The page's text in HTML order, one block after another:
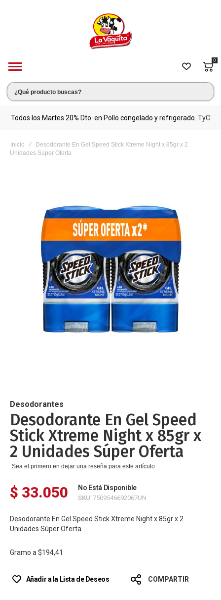
0
Todos los Martes 20% Dto. en Pollo congelado y refrigerado. TyC
Inicio
Desodorante En Gel Speed Stick Xtreme Night x 85gr x 2
Unidades Súper Oferta
de
la
galería
de
imágenes
Desodorantes
Desodorante En Gel Speed
Stick Xtreme Night x 85gr x
2 Unidades Súper Oferta
Sea el primero en dejar una reseña para este artículo
$ 33.050 No Está Disponible
SKU 7509546692067UN
Desodorante En Gel Speed Stick Xtreme Night x 85gr x 2
Unidades Súper Oferta
Gramo a $194,41
Añadir a la Lista de Deseos COMPARTIR